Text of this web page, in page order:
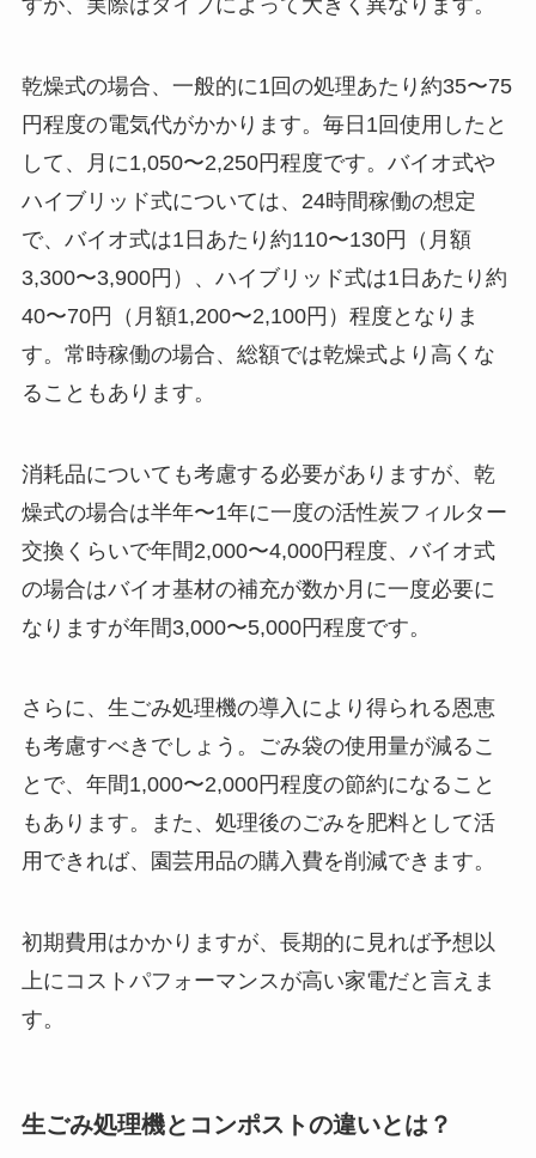
乾燥式の場合、一般的に1回の処理あたり約35〜75
円程度の電気代がかかります。毎日1回使用したと
して、月に1,050〜2,250円程度です。バイオ式や
ハイブリッド式については、24時間稼働の想定
で、バイオ式は1日あたり約110〜130円（月額
3,300〜3,900円）、ハイブリッド式は1日あたり約
40〜70円（月額1,200〜2,100円）程度となりま
す。常時稼働の場合、総額では乾燥式より高くな
ることもあります。
消耗品についても考慮する必要がありますが、乾
燥式の場合は半年〜1年に一度の活性炭フィルター
交換くらいで年間2,000〜4,000円程度、バイオ式
の場合はバイオ基材の補充が数か月に一度必要に
なりますが年間3,000〜5,000円程度です。
さらに、生ごみ処理機の導入により得られる恩恵
も考慮すべきでしょう。ごみ袋の使用量が減るこ
とで、年間1,000〜2,000円程度の節約になること
もあります。また、処理後のごみを肥料として活
用できれば、園芸用品の購入費を削減できます。
初期費用はかかりますが、長期的に見れば予想以
上にコストパフォーマンスが高い家電だと言えま
す。
生ごみ処理機とコンポストの違いとは？